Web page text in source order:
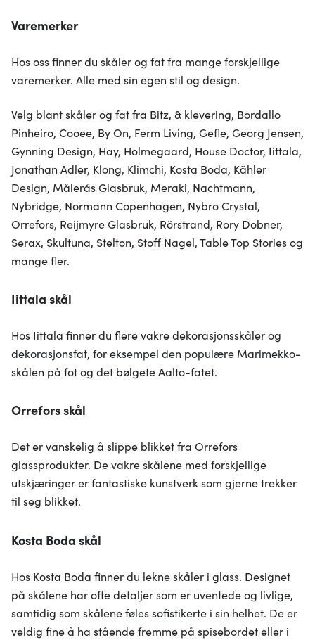
Varemerker
Hos oss finner du skåler og fat fra mange forskjellige
varemerker. Alle med sin egen stil og design.
Velg blant skåler og fat fra Bitz, & klevering, Bordallo
Pinheiro, Cooee, By On, Ferm Living, Gefle, Georg Jensen,
Gynning Design, Hay, Holmegaard, House Doctor, Iittala,
Jonathan Adler, Klong, Klimchi, Kosta Boda, Kähler
Design, Målerås Glasbruk, Meraki, Nachtmann,
Nybridge, Normann Copenhagen, Nybro Crystal,
Orrefors, Reijmyre Glasbruk, Rörstrand, Rory Dobner,
Serax, Skultuna, Stelton, Stoff Nagel, Table Top Stories og
mange fler.
Iittala skål
Hos Iittala finner du flere vakre dekorasjonsskåler og
dekorasjonsfat, for eksempel den populære Marimekko-
skålen på fot og det bølgete Aalto-fatet.
Orrefors skål
Det er vanskelig å slippe blikket fra Orrefors
glassprodukter. De vakre skålene med forskjellige
utskjæringer er fantastiske kunstverk som gjerne trekker
til seg blikket.
Kosta Boda skål
Hos Kosta Boda finner du lekne skåler i glass. Designet
på skålene har ofte detaljer som er uventede og livlige,
samtidig som skålene føles sofistikerte i sin helhet. De er
veldig fine å ha stående fremme på spisebordet eller i